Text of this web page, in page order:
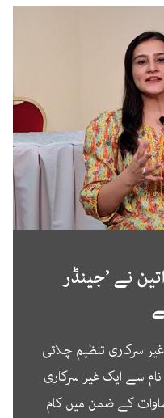
نے ’جینڈر
سرکاری تنظیم چلاتی
سے ایک غیر سرکاری
کے ضمن میں کام